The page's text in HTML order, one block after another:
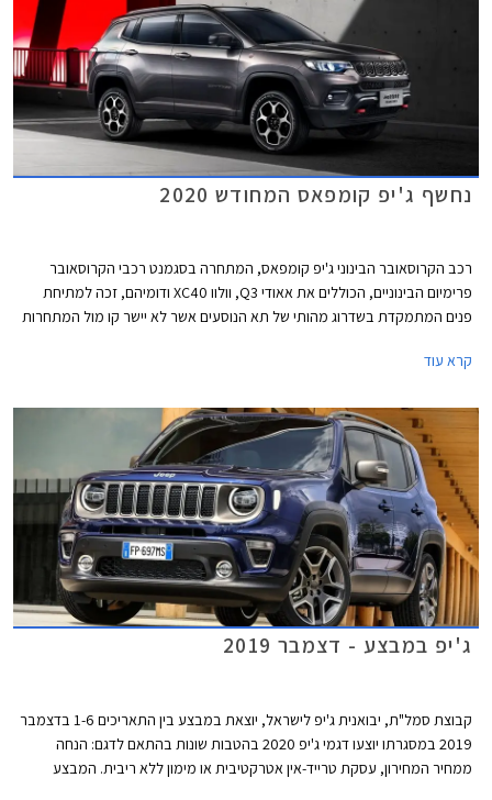
נחשף ג'יפ קומפאס המחודש 2020
רכב הקרוסאובר הבינוני ג'יפ קומפאס, המתחרה בסגמנט רכבי הקרוסאובר
פרימיום הבינוניים, הכוללים את אאודי Q3, וולוו XC40 ודומיהם, זכה למתיחת
פנים המתמקדת בשדרוג מהותי של תא הנוסעים אשר לא יישר קו מול המתחרות
קרא עוד
ג'יפ במבצע - דצמבר 2019
קבוצת סמל"ת, יבואנית ג'יפ לישראל, יוצאת במבצע בין התאריכים 1-6 בדצמבר
2019 במסגרתו יוצעו דגמי ג'יפ 2020 בהטבות שונות בהתאם לדגם: הנחה
ממחיר המחירון, עסקת טרייד-אין אטרקטיבית או מימון ללא ריבית. המבצע